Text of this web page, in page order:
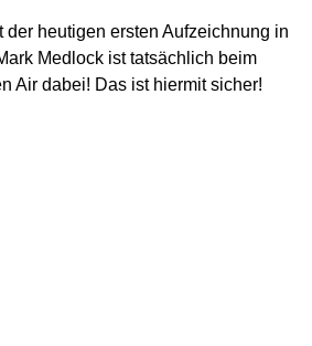
der heutigen ersten Aufzeichnung in
Medlock ist tatsächlich beim
Air dabei! Das ist hiermit sicher!